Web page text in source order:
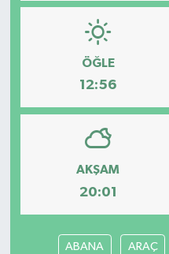
ÖĞLE
12:56
AKŞAM
20:01
ABANA ARAÇ